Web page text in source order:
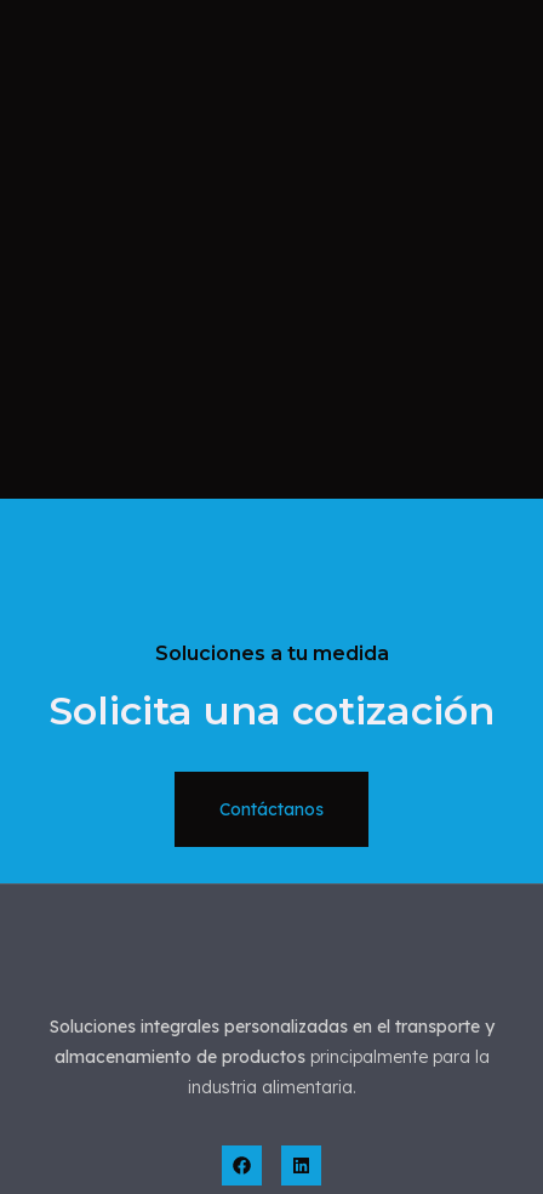
Soluciones a tu medida
Solicita una cotización
Contáctanos
Soluciones integrales personalizadas en el transporte y
almacenamiento de productosprincipalmente para la
industria alimentaria.